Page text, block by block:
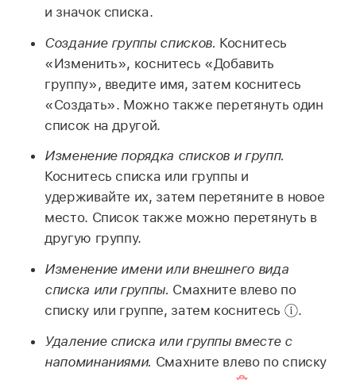
и значок списка.
Создание группы списков. Коснитесь
«Изменить», коснитесь «Добавить
группу», введите имя, затем коснитесь
«Создать». Можно также перетянуть один
список на другой.
Изменение порядка списков и групп.
Коснитесь списка или группы и
удерживайте их, затем перетяните в новое
место. Список также можно перетянуть в
другую группу.
Изменение имени или внешнего вида
списка или группы. Смахните влево по
списку или группе, затем коснитесь
.
Удаление списка или группы вместе с
напоминаниями. Смахните влево по списку